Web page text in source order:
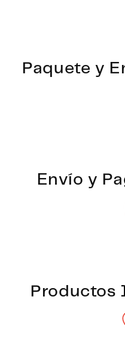
Paquete y
Envío y
Productos